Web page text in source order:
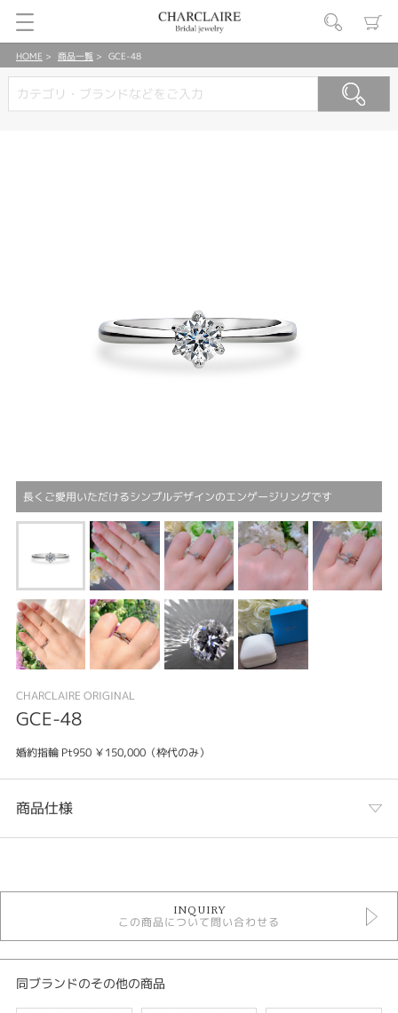
HOME 商品一覧 GCE-48
長くご愛用いただけるシンプルデザインのエンゲージリングです
CHARCLAIRE ORIGINAL
GCE-48
婚約指輪 Pt950 ￥150,000（枠代のみ）
商品仕様
ORIGINAL 婚約指輪
紹介文
INQUIRY
この商品について問い合わせる
同ブランドのその他の商品